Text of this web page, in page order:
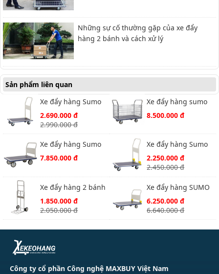
Những sự cố thường gặp của xe đẩy
hàng 2 bánh và cách xử lý
Sản phẩm liên quan
Xe đẩy hàng Sumo
HB211
2.690.000 đ
2.990.000 đ
Xe đẩy hàng sumo
HG313
8.500.000 đ
Xe đẩy hàng Sumo
HG511
7.850.000 đ
Xe đẩy hàng Sumo
HL-110C
2.250.000 đ
2.450.000 đ
Xe đẩy hàng 2 bánh
Sumo SFT3011
1.850.000 đ
2.050.000 đ
Xe đẩy hàng SUMO
HG-310C
6.250.000 đ
6.640.000 đ
Công ty cổ phần Công nghệ MAXBUY Việt Nam